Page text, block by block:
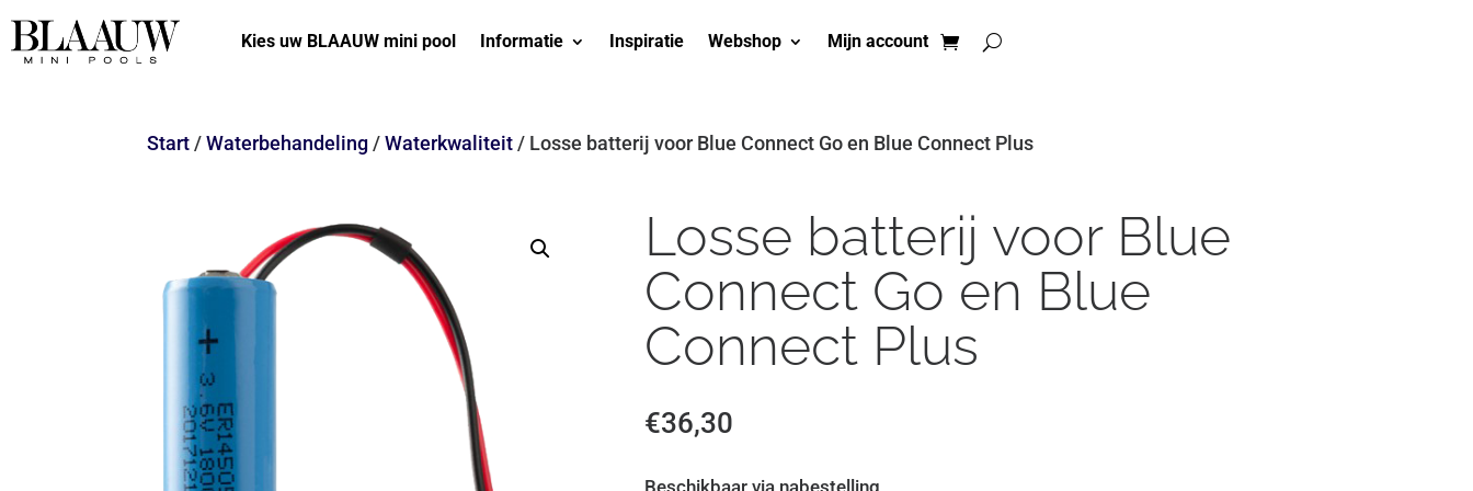
Kies uw BLAAUW mini pool Informatie Inspiratie Webshop Mijn account
Start/Waterbehandeling/Waterkwaliteit/ Losse batterij voor Blue Connect Go en Blue Connect Plus
Losse batterij voor Blue
Connect Go en Blue
Connect Plus
€36,30